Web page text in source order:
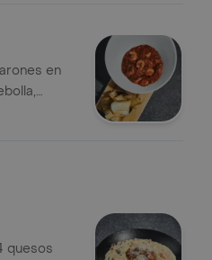
en
quesos